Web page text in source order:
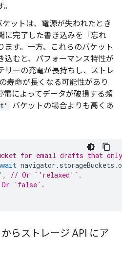
ケットは、電源が失われたとき
に完了した書き込みを「忘れ
ます。一方、これらのバケット
込むと、パフォーマンス特性が
リーの充電が長持ちし、ストレ
寿命が長くなる可能性があり
電によってデータが破損する頻
バケットの場合よりも高くあ
for email drafts that
navigator . storageBuckets .
,
// Or `'relaxed'`.
`false`.
らストレージ API にア